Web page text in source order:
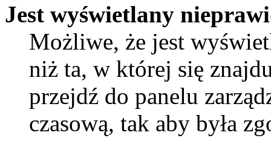
Jest wyświetlany
Możliwe, że jest
niż ta, w której się
przejdź do panelu
czasową, tak aby była